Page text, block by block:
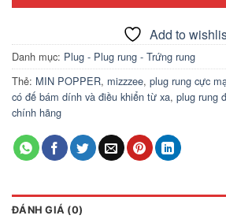
Add to
Danh mục: Plug - Plug rung - Trứng rung
Thẻ: MIN POPPER, mizzzee, plug rung cực
có đế bám dính và điều khiển từ xa, plug rung
chính hãng
ĐÁNH GIÁ (0)